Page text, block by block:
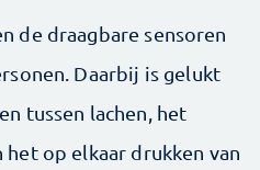
de draagbare sensoren
Daarbij is gelukt
tussen lachen, het
op elkaar drukken van